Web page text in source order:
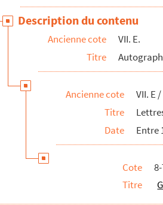
8-TFS-019-174. Richard, Isabelle
8-TFS-019-175. Richard, Michel
8-TFS-019-176. Rocquet, Claude-
8-TFS-019-177. Sarcey, Martine
4-TFS-019-837. Stefani, Michel
8-TFS-019-178. Steffens, Hans
8-TFS-019-179. Sterling, Marie
4-TFS-019-838. Trutat, Alain
8-TFS-019-180. Ubac, Raoul
4-TFS-019-839. Weeger, Claude
Description du contenu
Ancienne cote
VII. E.
Titre
Ancienne cote
VII. E
Titre
Date
Entre
Cote
Titre